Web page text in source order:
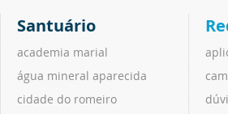
Santuário
academia marial
água mineral aparecida
cidade do romeiro